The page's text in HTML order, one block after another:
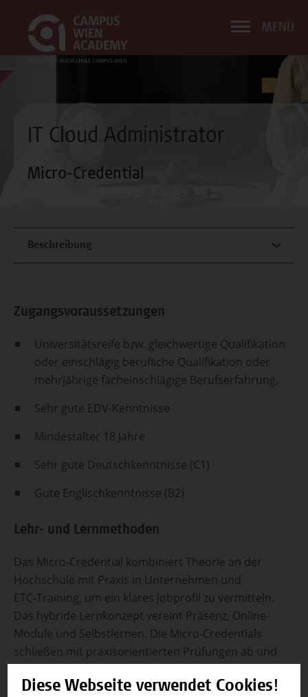
MENÜ
IT Cloud Administrator
Micro-Credential
Beschreibung
Zugangsvoraussetzungen
Universitätsreife bzw. gleichwertige Qualifikation
oder einschlägig berufliche Qualifikation oder
mehrjährige facheinschlägige Berufserfahrung.
Sehr gute EDV-Kenntnisse
Mindestalter 18 Jahre
Sehr gute Deutschkenntnisse (C1)
Gute Englischkenntnisse (B2)
Lehr- und Lernmethoden
Das Micro-Credential kombiniert Theorie an der
Hochschule mit Praxis in Unternehmen und
ETC‑Training, um ein klares Jobprofil zu vermitteln.
Das hybride Lernkonzept vereint Präsenz, Online-
Module und Selbstlernen. Die Micro-Credentials
schließen mit praxisorientierten Prüfungen ab und
Diese Webseite verwendet Cookies!